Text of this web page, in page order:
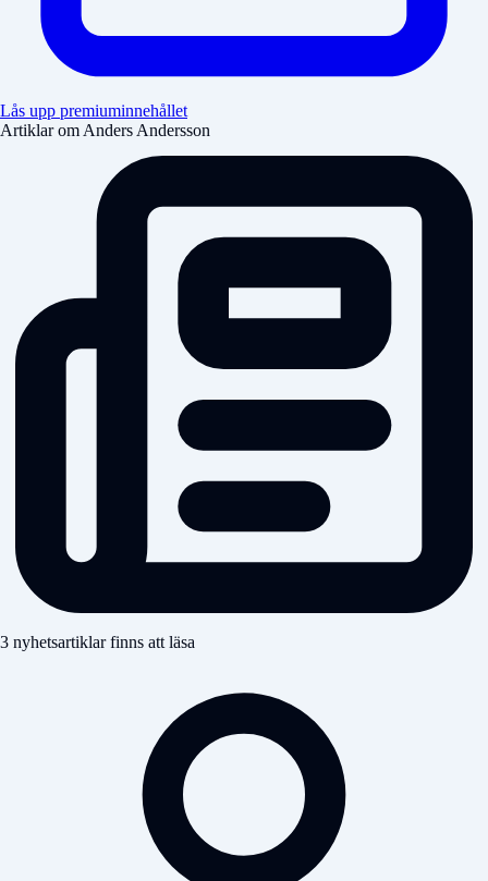
Lås upp premiuminnehållet
Artiklar om Anders Andersson
3 nyhetsartiklar finns att läsa